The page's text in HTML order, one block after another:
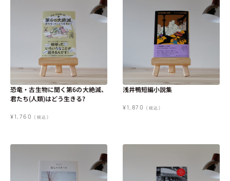
恐竜・古生物に聞く第6の大絶滅、
君たち(人類)はどう生きる?
¥1,760 (税込)
浅井鴨短編小説集
¥1,870 (税込)